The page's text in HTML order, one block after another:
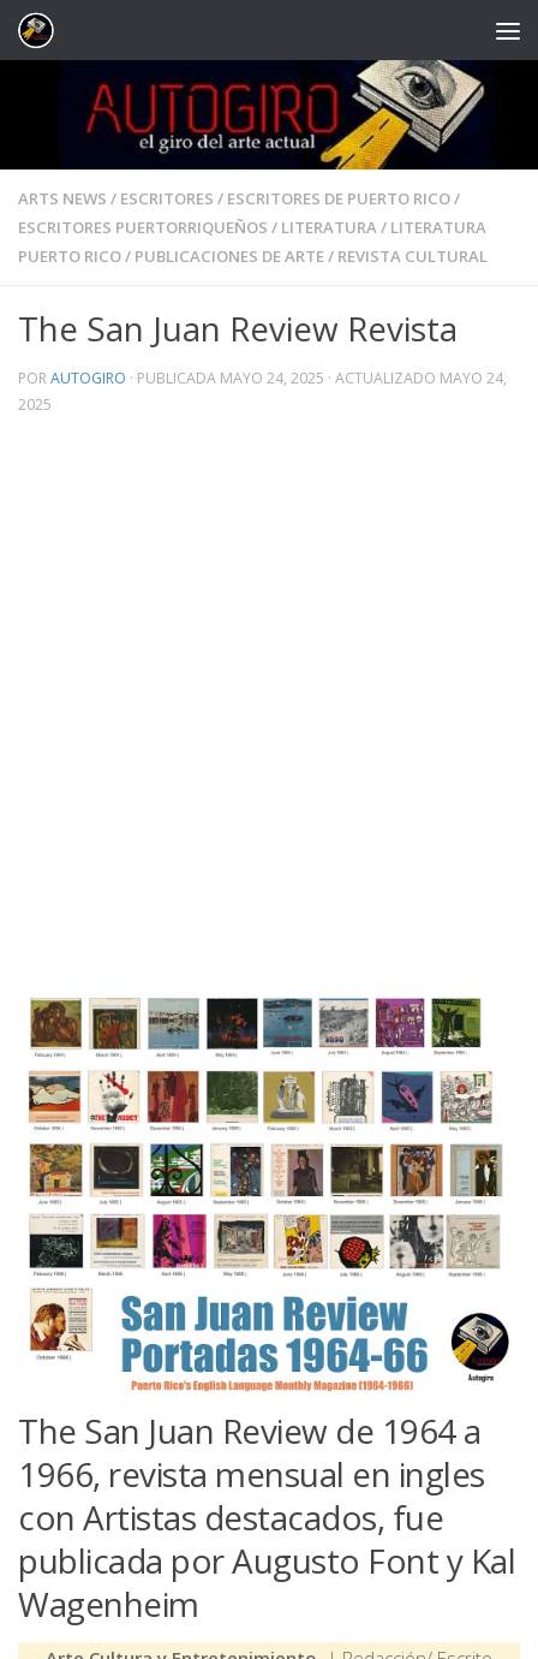
Saltar al contenido
ARTS NEWS / ESCRITORES / ESCRITORES DE PUERTO RICO/
ESCRITORES PUERTORRIQUEÑOS / LITERATURA/ LITERATURA
PUERTO RICO/ PUBLICACIONES DE ARTE/ REVISTA CULTURAL
The San Juan Review Revista
PORAUTOGIRO · PUBLICADA MAYO 24, 2025 · ACTUALIZADO MAYO 24,
2025
The San Juan Review de 1964 a
1966, revista mensual en ingles
con Artistas destacados, fue
publicada por Augusto Font y Kal
Wagenheim